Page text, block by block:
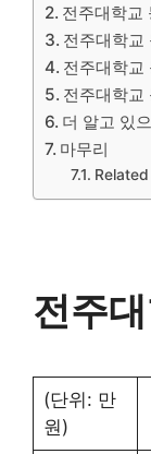
전주대학교
전주대학교
전주대학교
전주대학교
더 알고 있
마무리
Related
전주
(단위: 만
원)